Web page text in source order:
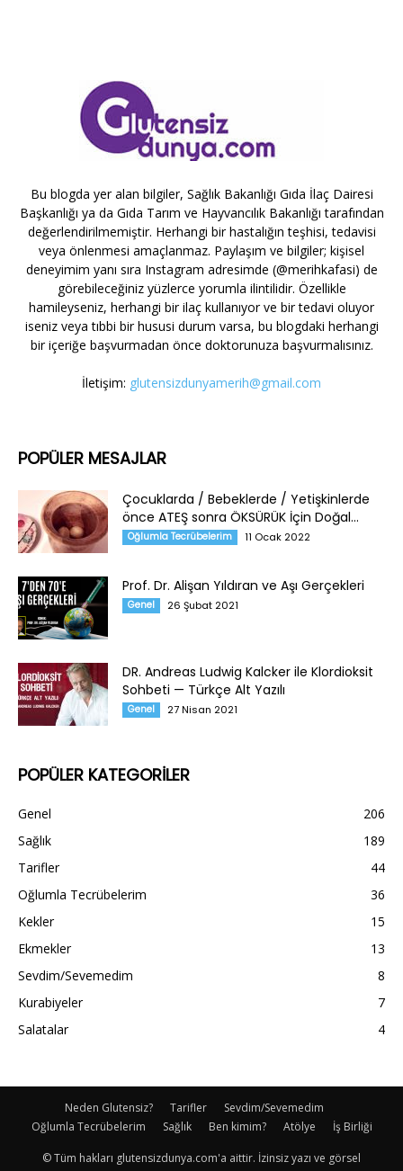
Bu blogda yer alan bilgiler, Sağlık Bakanlığı Gıda İlaç Dairesi
Başkanlığı ya da Gıda Tarım ve Hayvancılık Bakanlığı tarafından
değerlendirilmemiştir. Herhangi bir hastalığın teşhisi, tedavisi
veya önlenmesi amaçlanmaz. Paylaşım ve bilgiler; kişisel
deneyimim yanı sıra Instagram adresimde (@merihkafasi) de
görebileceğiniz yüzlerce yorumla ilintilidir. Özellikle
hamileyseniz, herhangi bir ilaç kullanıyor ve bir tedavi oluyor
iseniz veya tıbbi bir hususi durum varsa, bu blogdaki herhangi
bir içeriğe başvurmadan önce doktorunuza başvurmalısınız.
İletişim: glutensizdunyamerih@gmail.com
POPÜLER MESAJLAR
Çocuklarda / Bebeklerde / Yetişkinlerde
önce ATEŞ sonra ÖKSÜRÜK İçin Doğal...
Oğlumla Tecrübelerim 11 Ocak 2022
Prof. Dr. Alişan Yıldıran ve Aşı Gerçekleri
Genel 26 Şubat 2021
DR. Andreas Ludwig Kalcker ile Klordioksit
Sohbeti — Türkçe Alt Yazılı
Genel 27 Nisan 2021
POPÜLER KATEGORİLER
Genel
206
Sağlık
189
Tarifler
44
Oğlumla Tecrübelerim
36
Kekler
15
Ekmekler
13
Sevdim/Sevemedim
8
Kurabiyeler
7
Salatalar
4
Neden Glutensiz? Tarifler
Sevdim/Sevemedim
Oğlumla Tecrübelerim
Sağlık Ben kimim? Atölye İş Birliği
© Tüm hakları glutensizdunya.com'a aittir. İzinsiz yazı ve görsel